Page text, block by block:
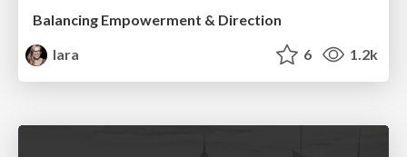
Balancing Empowerment & Direction
lara
6 1.2k